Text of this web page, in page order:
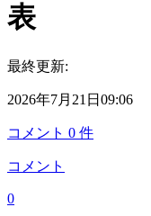
表
最終更新:
2026年7月21日09:06
コメント 0 件
コメント
0